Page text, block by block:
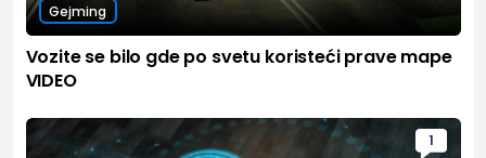
Gejming
Vozite se bilo gde po svetu koristeći prave mape
VIDEO
1